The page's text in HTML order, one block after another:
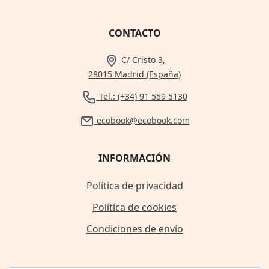
CONTACTO
C/ Cristo 3,
28015 Madrid (España)
Tel.: (+34) 91 559 5130
ecobook@ecobook.com
INFORMACIÓN
Política de privacidad
Política de cookies
Condiciones de envío